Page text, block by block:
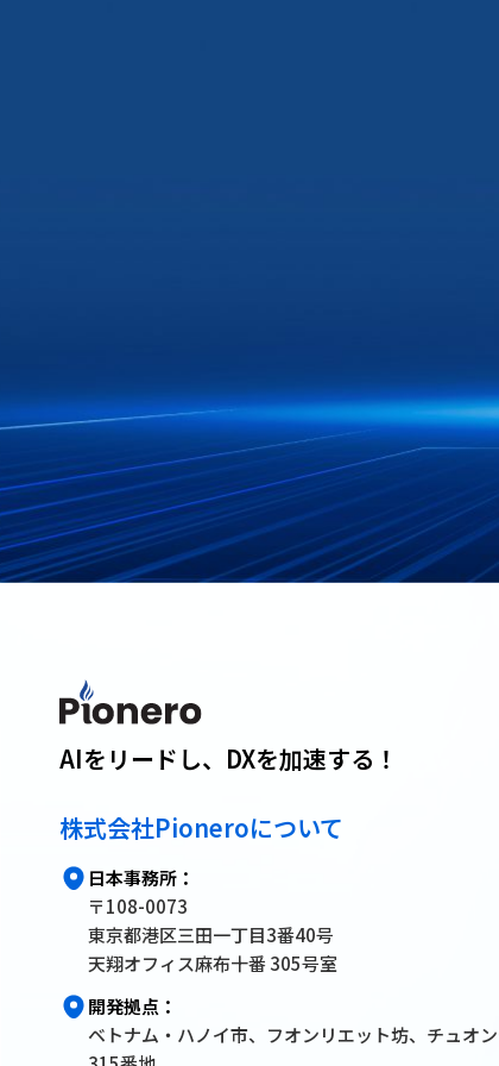
AIをリードし、DXを加速する！
株式会社Pioneroについて
日本事務所：
〒108-0073
東京都港区三田一丁目3番40号
天翔オフィス麻布十番 305号室
開発拠点：
ベトナム・ハノイ市、フオンリエット坊、チュオ